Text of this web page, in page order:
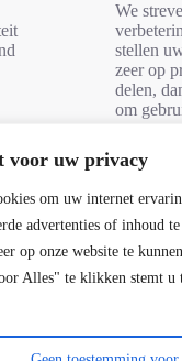
voor uw privacy
om uw internet
advertenties of inhoud te
op onze website te
Alles" te klikken stemt u
We
stellen
zeer op
delen,
om